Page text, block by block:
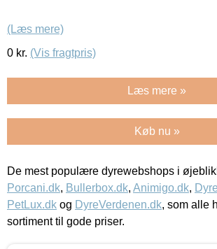
(Læs mere)
0 kr. (Vis fragtpris)
Læs mere »
Køb nu »
De mest populære dyrewebshops i
Porcani.dk, Bullerbox.dk, Animigo.dk,
PetLux.dk og DyreVerdenen.dk, som alle
sortiment til gode priser.